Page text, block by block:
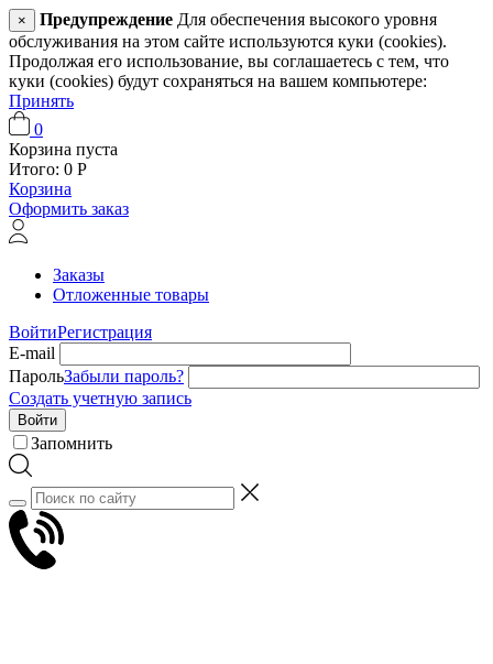
× Предупреждение Для обеспечения высокого уровня
обслуживания на этом сайте используются куки (cookies).
Продолжая его использование, вы соглашаетесь с тем, что
куки (cookies) будут сохраняться на вашем компьютере:
Принять
0
Корзина пуста
Итого: 0 Р
Корзина
Оформить заказ
Заказы
Отложенные товары
ВойтиРегистрация
E-mail
ПарольЗабыли пароль?
Создать учетную запись
Войти
Запомнить